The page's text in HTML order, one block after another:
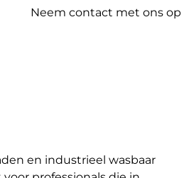
Neem contact met ons
en industrieel wasbaar